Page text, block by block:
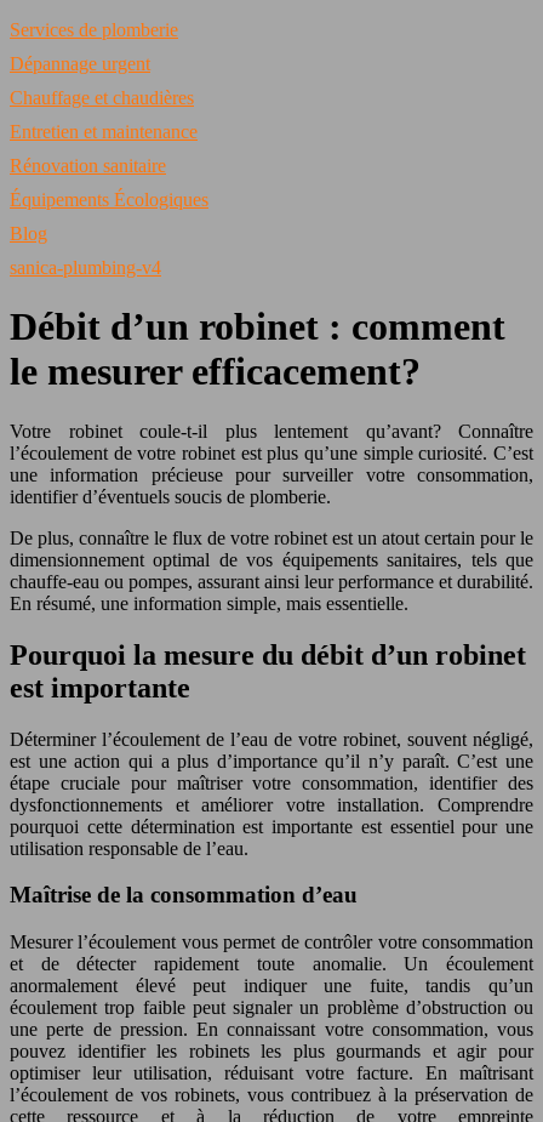
Services de plomberie
Dépannage urgent
Chauffage et chaudières
Entretien et maintenance
Rénovation sanitaire
Équipements Écologiques
Blog
sanica-plumbing-v4
Débit d’un robinet : comment
le mesurer efficacement?
Votre robinet coule-t-il plus lentement qu’avant? Connaître
l’écoulement de votre robinet est plus qu’une simple curiosité. C’est
une information précieuse pour surveiller votre consommation,
identifier d’éventuels soucis de plomberie.
De plus, connaître le flux de votre robinet est un atout certain pour le
dimensionnement optimal de vos équipements sanitaires, tels que
chauffe-eau ou pompes, assurant ainsi leur performance et durabilité.
En résumé, une information simple, mais essentielle.
Pourquoi la mesure du débit d’un robinet
est importante
Déterminer l’écoulement de l’eau de votre robinet, souvent négligé,
est une action qui a plus d’importance qu’il n’y paraît. C’est une
étape cruciale pour maîtriser votre consommation, identifier des
dysfonctionnements et améliorer votre installation. Comprendre
pourquoi cette détermination est importante est essentiel pour une
utilisation responsable de l’eau.
Maîtrise de la consommation d’eau
Mesurer l’écoulement vous permet de contrôler votre consommation
et de détecter rapidement toute anomalie. Un écoulement
anormalement élevé peut indiquer une fuite, tandis qu’un
écoulement trop faible peut signaler un problème d’obstruction ou
une perte de pression. En connaissant votre consommation, vous
pouvez identifier les robinets les plus gourmands et agir pour
optimiser leur utilisation, réduisant votre facture. En maîtrisant
l’écoulement de vos robinets, vous contribuez à la préservation de
cette ressource et à la réduction de votre empreinte